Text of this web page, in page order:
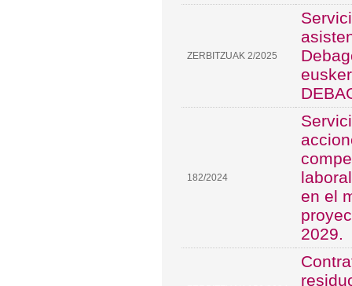
ZERBITZUAK 2/2025
182/2024
en el
2029.